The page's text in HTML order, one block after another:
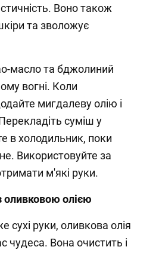
Воно також
та зволожує
масло та бджолиний
вогні. Коли
мигдалеву олію і
суміш у
в холодильник, поки
Використовуйте за
м'які руки.
оливковою олією
сухі руки, оливкова олія
чудеса. Вона очистить і